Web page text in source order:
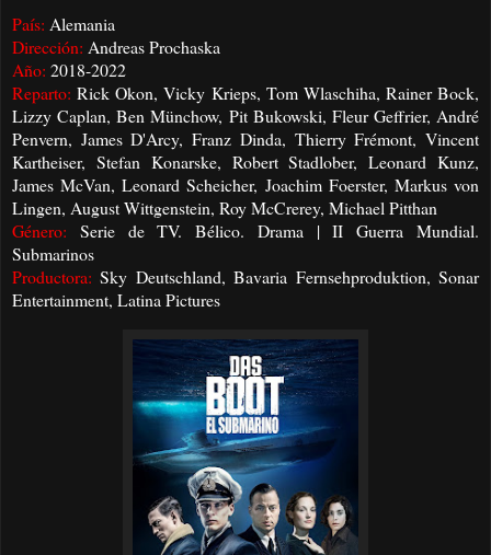
País: Alemania
Dirección: Andreas Prochaska
Año: 2018-2022
Reparto: Rick Okon, Vicky Krieps, Tom Wlaschiha, Rainer Bock,
Lizzy Caplan, Ben Münchow, Pit Bukowski, Fleur Geffrier, André
Penvern, James D'Arcy, Franz Dinda, Thierry Frémont, Vincent
Kartheiser, Stefan Konarske, Robert Stadlober, Leonard Kunz,
James McVan, Leonard Scheicher, Joachim Foerster, Markus von
Lingen, August Wittgenstein, Roy McCrerey, Michael Pitthan
Género: Serie de TV. Bélico. Drama | II Guerra Mundial.
Submarinos
Productora: Sky Deutschland, Bavaria Fernsehproduktion, Sonar
Entertainment, Latina Pictures